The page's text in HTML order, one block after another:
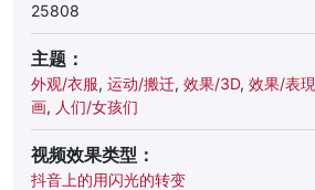
25808
主题：
外观/衣服, 运动/搬迁, 效果/3D, 效果/表現
画, 人们/女孩们
视频效果类型：
抖音上的用闪光的转变